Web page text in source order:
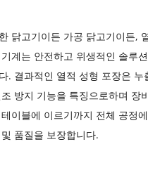
닭고기이든 가공 닭고기이든,
기계는 안전하고 위생적인 솔루
. 결과적인 열적 성형 포장은 누
방지 기능을 특징으로하며 장
이블에 이르기까지 전체 공정
품질을 보장합니다.